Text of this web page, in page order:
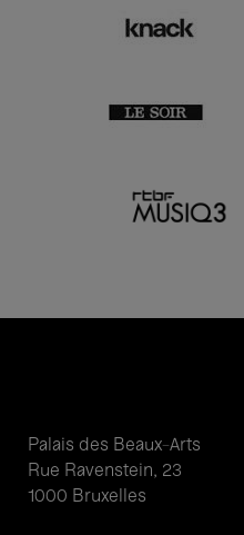
Palais des Beaux-Arts
Rue Ravenstein, 23
1000 Bruxelles